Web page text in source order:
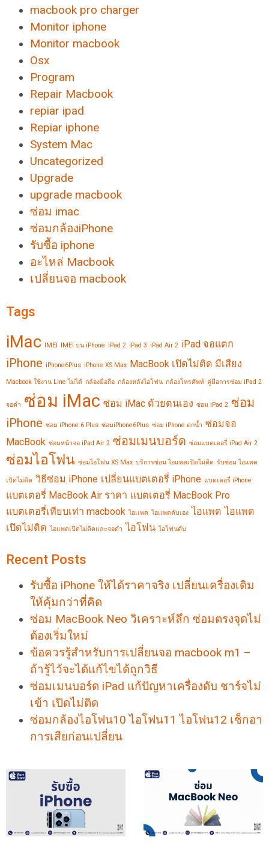
macbook pro charger
Monitor iphone
Monitor macbook
Osx
Program
Repair Macbook
repiar ipad
Repiar iphone
System Mac
Uncategorized
Upgrade
upgrade macbook
ซ่อม imac
ซ่อมกล้องiPhone
รับซื้อ iphone
อะไหล่ Macbook
เปลี่ยนจอ macbook
Tags
iMac IMEI IMEI บน iPhone iPad 2 iPad 3 iPad Air 2 iPad จอแตก
iPhone iPhone6Plus iPhone XS Max MacBook เปิดไม่ติด มีเสียง
Macbook ใช้งาน Line ไม่ได้ กล้องมือถือ กล้องหลังไอโฟน กล้องโทรศัพท์ คู่มือการซ่อม iPad 2
จอดำ ซ่อม iMac ซ่อม iMac ด้วยตนเอง ซ่อม iPad 2 ซ่อม
iPhone ซ่อม iPhone 6 Plus ซ่อมiPhone6Plus ซ่อม iPhone ตกน้ำ ซ่อมจอ
MacBook ซ่อมหน้าจอ iPad Air 2 ซ่อมเมนบอร์ด ซ่อมแบตเตอรี่ iPad Air 2
ซ่อมไอโฟน ซ่อมไอโฟน XS Max บริการซ่อม ไอแพดเปิดไม่ติด รับซ่อม ไอแพด
เปิดไม่ติด วิธีซ่อม iPhone เปลี่ยนแบตเตอรี่ iPhone แบตเตอรี่ iPhone
แบตเตอรี่ MacBook Air ราคา แบตเตอรี่ MacBook Pro
แบตเตอรี่เทียบเท่า macbook ไอเเพด ไอเเพดดับเอง ไอแพด ไอแพด
เปิดไม่ติด ไอแพดเปิดไม่ติดและจอดำ ไอโฟน ไอโฟนดับ
Recent Posts
รับซื้อ iPhone ให้ได้ราคาจริง เปลี่ยนเครื่องเดิม
ให้คุ้มกว่าที่คิด
ซ่อม MacBook Neo วิเคราะห์ลึก ซ่อมตรงจุดไม่
ต้องเริ่มใหม่
ข้อควรรู้สำหรับการเปลี่ยนจอ macbook m1 –
ถ้ารู้ไว้จะได้แก้ไขได้ถูกวิธี
ซ่อมเมนบอร์ด iPad แก้ปัญหาเครื่องดับ ชาร์จไม่
เข้า เปิดไม่ติด
ซ่อมกล้องไอโฟน10 ไอโฟน11 ไอโฟน12 เช็กอา
การเสียก่อนเปลี่ยน